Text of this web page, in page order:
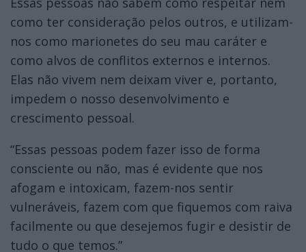
como ter consideração pelos outros, e utilizam-
nos como marionetes do seu mau caráter e
como alvos de conflitos externos e internos.
Elas não vivem nem deixam viver e, portanto,
impedem o nosso desenvolvimento e
crescimento pessoal.
“Essas pessoas podem fazer isso de forma
consciente ou não, mas é evidente que nos
afogam e intoxicam, fazem-nos sentir
vulneráveis, fazem com que fiquemos com raiva
facilmente ou que desejemos fugir e desistir de
tudo o que temos.”